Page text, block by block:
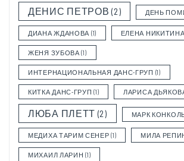
ДЕНИС ПЕТРОВ (2) ДЕНЬ
ДИАНА ЖДАНОВА (1) ЕЛЕНА НИКИТИНА
ЖЕНЯ ЗУБОВА (1)
ИНТЕРНАЦИОНАЛЬНАЯ ДАНС-ГРУП (1)
КИТКА ДАНС-ГРУП (1) ЛАРИСА
ЛЮБА ПЛЕТТ (2) МАРК
МЕДИХА ТАРИМ СЕНЕР (1) МИЛА
МИХАИЛ ЛАРИН (1)